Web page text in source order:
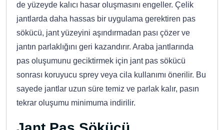
de yüzeyde kalıcı hasar oluşmasını engeller. Çelik
jantlarda daha hassas bir uygulama gerektiren pas
sökücü, jant yüzeyini aşındırmadan pası çözer ve
jantın parlaklığını geri kazandırır. Araba jantlarında
pas oluşumunu geciktirmek için jant pas sökücü
sonrası koruyucu sprey veya cila kullanımı önerilir. Bu
sayede jantlar uzun süre temiz ve parlak kalır, pasın
tekrar oluşumu minimuma indirilir.